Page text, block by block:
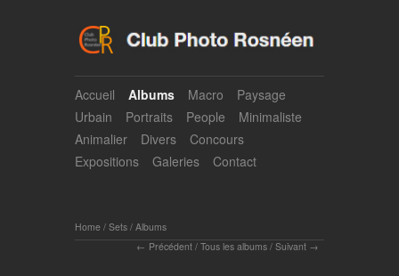
Accueil Albums Macro
Paysage
Urbain
Portraits People
Minimaliste
Animalier
Divers
Concours
Expositions
Galeries Contact
Home / Sets / Albums
Précédent / Tous les albums / Suivant